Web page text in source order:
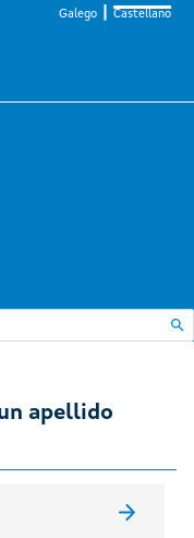
Galego Castellano
apellido